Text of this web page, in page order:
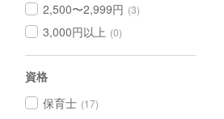
2,500〜2,999円 (3)
3,000円以上 (0)
資格
保育士 (17)